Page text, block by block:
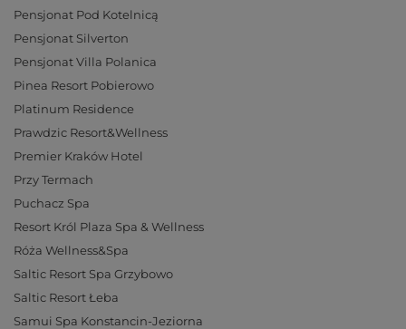
Pensjonat Pod Kotelnicą
Pensjonat Silverton
Pensjonat Villa Polanica
Pinea Resort Pobierowo
Platinum Residence
Prawdzic Resort&Wellness
Premier Kraków Hotel
Przy Termach
Puchacz Spa
Resort Król Plaza Spa & Wellness
Róża Wellness&Spa
Saltic Resort Spa Grzybowo
Saltic Resort Łeba
Samui Spa Konstancin-Jeziorna